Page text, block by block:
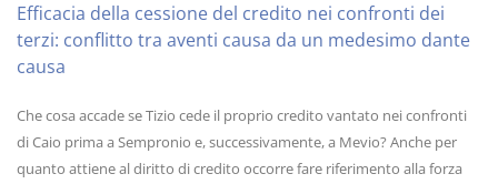
Efficacia della cessione del credito nei confronti dei
terzi: conflitto tra aventi causa da un medesimo dante
causa
Che cosa accade se Tizio cede il proprio credito vantato nei confronti
di Caio prima a Sempronio e, successivamente, a Mevio? Anche per
quanto attiene al diritto di credito occorre fare riferimento alla forza